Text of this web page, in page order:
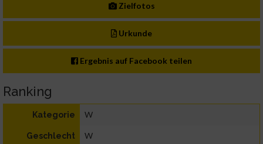
Zielfotos
Urkunde
Ergebnis auf Facebook teilen
Ranking
Kategorie W
Geschlecht W